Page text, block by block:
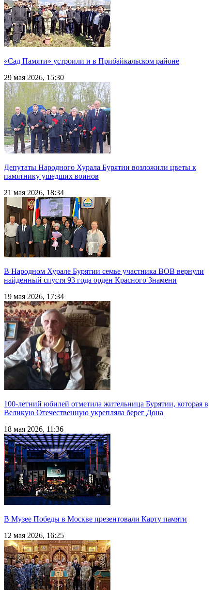
«Сад Памяти» устроили и в Прибайкальском районе
29 мая 2026, 15:30
Депутаты Народного Хурала Бурятии возложили цветы к
памятнику ушедших воинов
21 мая 2026, 18:34
В Народном Хурале Бурятии семье участника ВОВ вернули
найденный спустя 93 года орден Красного Знамени
19 мая 2026, 17:34
100-летний юбилей отметила жительница Бурятии, которая в
Великую Отечественную укрепляла берег Дона
18 мая 2026, 11:36
В Музее Победы в Москве презентовали Карту памяти
12 мая 2026, 16:25